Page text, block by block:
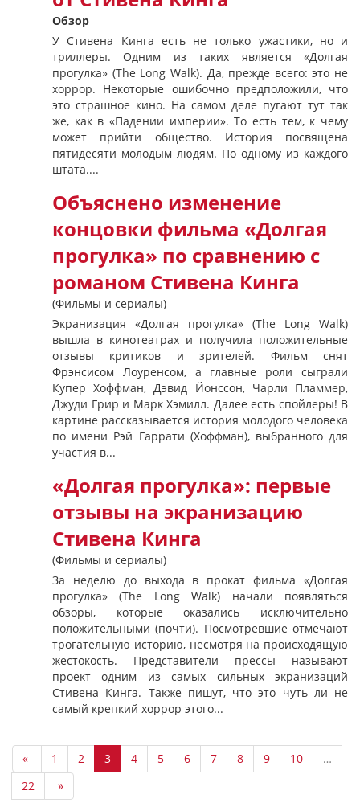
Обзор
У Стивена Кинга есть не только ужастики, но и
триллеры. Одним из таких является «Долгая
прогулка» (The Long Walk). Да, прежде всего: это не
хоррор. Некоторые ошибочно предположили, что
это страшное кино. На самом деле пугают тут так
же, как в «Падении империи». То есть тем, к чему
может прийти общество. История посвящена
пятидесяти молодым людям. По одному из каждого
штата....
Объяснено изменение
концовки фильма «Долгая
прогулка» по сравнению с
романом Стивена Кинга
(Фильмы и сериалы)
Экранизация «Долгая прогулка» (The Long Walk)
вышла в кинотеатрах и получила положительные
отзывы критиков и зрителей. Фильм снят
Фрэнсисом Лоуренсом, а главные роли сыграли
Купер Хоффман, Дэвид Йонссон, Чарли Пламмер,
Джуди Грир и Марк Хэмилл. Далее есть спойлеры! В
картине рассказывается история молодого человека
по имени Рэй Гаррати (Хоффман), выбранного для
участия в...
«Долгая прогулка»: первые
отзывы на экранизацию
Стивена Кинга
(Фильмы и сериалы)
За неделю до выхода в прокат фильма «Долгая
прогулка» (The Long Walk) начали появляться
обзоры, которые оказались исключительно
положительными (почти). Посмотревшие отмечают
трогательную историю, несмотря на происходящую
жестокость. Представители прессы называют
проект одним из самых сильных экранизаций
Стивена Кинга. Также пишут, что это чуть ли не
самый крепкий хоррор этого...
« 1 2 3 4 5 6 7 8 9 10
…
22
»